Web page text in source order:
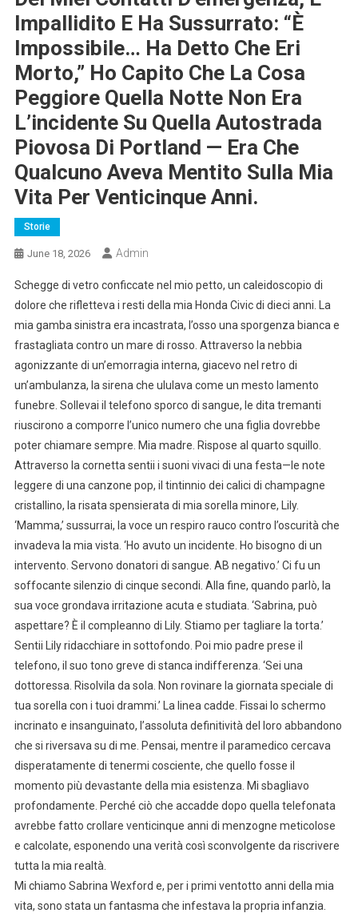
Impallidito E Ha Sussurrato: “È
Impossibile… Ha Detto Che Eri
Morto,” Ho Capito Che La Cosa
Peggiore Quella Notte Non Era
L’incidente Su Quella Autostrada
Piovosa Di Portland — Era Che
Qualcuno Aveva Mentito Sulla Mia
Vita Per Venticinque Anni.
Storie
June 18, 2026 Admin
Schegge di vetro conficcate nel mio petto, un caleidoscopio di
dolore che rifletteva i resti della mia Honda Civic di dieci anni. La
mia gamba sinistra era incastrata, l’osso una sporgenza bianca e
frastagliata contro un mare di rosso. Attraverso la nebbia
agonizzante di un’emorragia interna, giacevo nel retro di
un’ambulanza, la sirena che ululava come un mesto lamento
funebre. Sollevai il telefono sporco di sangue, le dita tremanti
riuscirono a comporre l’unico numero che una figlia dovrebbe
poter chiamare sempre. Mia madre. Rispose al quarto squillo.
Attraverso la cornetta sentii i suoni vivaci di una festa—le note
leggere di una canzone pop, il tintinnio dei calici di champagne
cristallino, la risata spensierata di mia sorella minore, Lily.
‘Mamma,’ sussurrai, la voce un respiro rauco contro l’oscurità che
invadeva la mia vista. ‘Ho avuto un incidente. Ho bisogno di un
intervento. Servono donatori di sangue. AB negativo.’ Ci fu un
soffocante silenzio di cinque secondi. Alla fine, quando parlò, la
sua voce grondava irritazione acuta e studiata. ‘Sabrina, può
aspettare? È il compleanno di Lily. Stiamo per tagliare la torta.’
Sentii Lily ridacchiare in sottofondo. Poi mio padre prese il
telefono, il suo tono greve di stanca indifferenza. ‘Sei una
dottoressa. Risolvila da sola. Non rovinare la giornata speciale di
tua sorella con i tuoi drammi.’ La linea cadde. Fissai lo schermo
incrinato e insanguinato, l’assoluta definitività del loro abbandono
che si riversava su di me. Pensai, mentre il paramedico cercava
disperatamente di tenermi cosciente, che quello fosse il
momento più devastante della mia esistenza. Mi sbagliavo
profondamente. Perché ciò che accadde dopo quella telefonata
avrebbe fatto crollare venticinque anni di menzogne meticolose
e calcolate, esponendo una verità così sconvolgente da riscrivere
tutta la mia realtà.
Mi chiamo Sabrina Wexford e, per i primi ventotto anni della mia
vita, sono stata un fantasma che infestava la propria infanzia.